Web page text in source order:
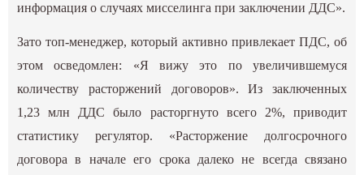
информация о случаях мисселинга при заключении ДДС».
Зато топ-менеджер, который активно привлекает ПДС, об
этом осведомлен: «Я вижу это по увеличившемуся
количеству расторжений договоров». Из заключенных
1,23 млн ДДС было расторгнуто всего 2%, приводит
статистику регулятор. «Расторжение долгосрочного
договора в начале его срока далеко не всегда связано